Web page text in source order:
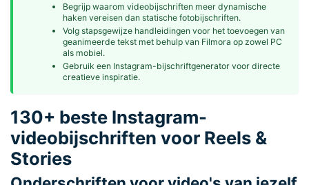
Begrijp waarom videobijschriften meer dynamische
haken vereisen dan statische fotobijschriften.
Volg stapsgewijze handleidingen voor het toevoegen van
geanimeerde tekst met behulp van Filmora op zowel PC
als mobiel.
Gebruik een Instagram-bijschriftgenerator voor directe
creatieve inspiratie.
130+ beste Instagram-
videobijschriften voor Reels &
Stories